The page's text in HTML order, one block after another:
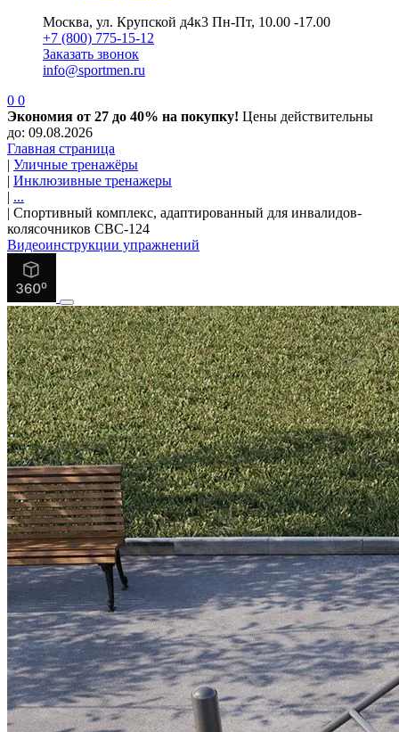
Москва, ул. Крупской д4к3 Пн-Пт, 10.00 -17.00
+7 (800) 775-15-12
Заказать звонок
info@sportmen.ru
0 0
Экономия от 27 до 40% на покупку! Цены действительны
до: 09.08.2026
Главная страница
| Уличные тренажёры
| Инклюзивные тренажеры
| ...
| Спортивный комплекс, адаптированный для инвалидов-
колясочников СВС-124
Видеоинструкции упражнений